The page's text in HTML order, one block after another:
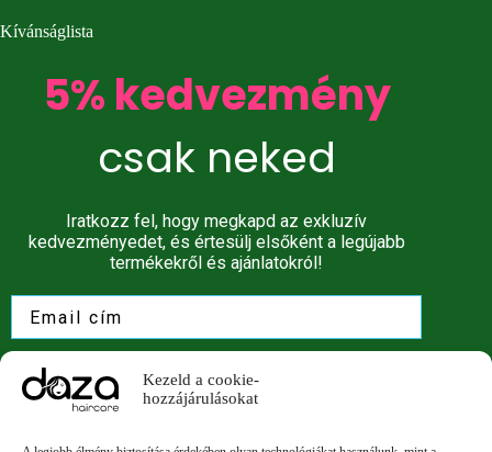
Kívánságlista
5% kedvezmény
csak neked
Iratkozz fel, hogy megkapd az exkluzív
kedvezményedet, és értesülj elsőként a legújabb
termékekről és ajánlatokról!
Spórolj 5%-ot!
Kezeld a cookie-
hozzájárulásokat